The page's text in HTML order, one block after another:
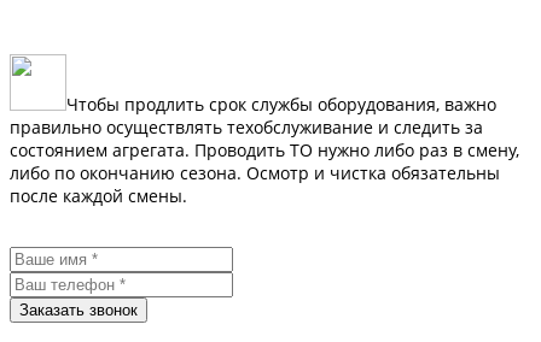
Чтобы продлить срок службы оборудования, важно
правильно осуществлять техобслуживание и следить за
состоянием агрегата. Проводить ТО нужно либо раз в смену,
либо по окончанию сезона. Осмотр и чистка обязательны
после каждой смены.